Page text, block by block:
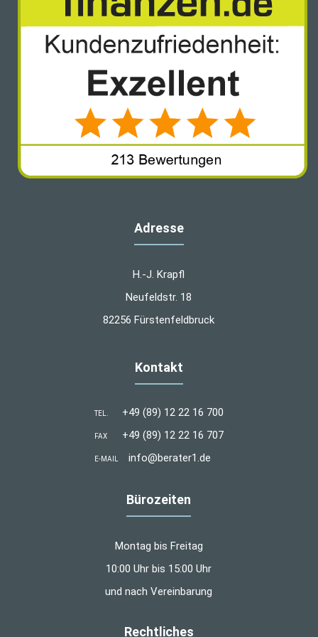
Adresse
H.-J. Krapfl
Neufeldstr. 18
82256 Fürstenfeldbruck
Kontakt
TEL. +49 (89) 12 22 16 700
FAX +49 (89) 12 22 16 707
E-MAIL info@berater1.de
Bürozeiten
Montag bis Freitag
10:00 Uhr bis 15:00 Uhr
und nach Vereinbarung
Rechtliches